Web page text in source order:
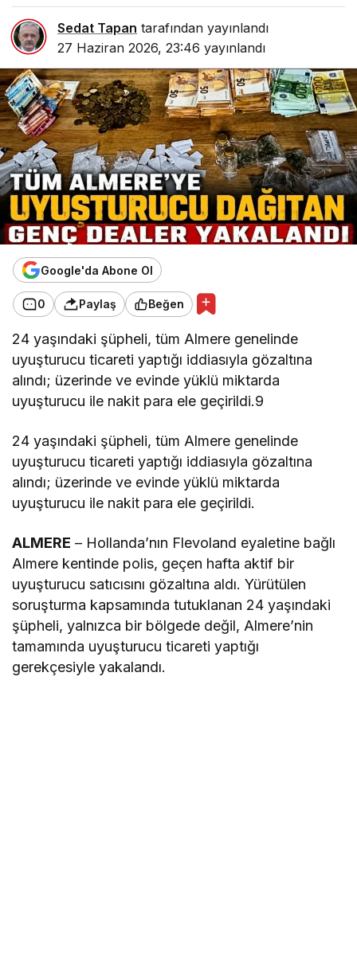
Sedat Tapan tarafından yayınlandı
27 Haziran 2026, 23:46 yayınlandı
Google'da Abone Ol
0 Paylaş Beğen
24 yaşındaki şüpheli, tüm Almere genelinde
uyuşturucu ticareti yaptığı iddiasıyla gözaltına
alındı; üzerinde ve evinde yüklü miktarda
uyuşturucu ile nakit para ele geçirildi.9
24 yaşındaki şüpheli, tüm Almere genelinde
uyuşturucu ticareti yaptığı iddiasıyla gözaltına
alındı; üzerinde ve evinde yüklü miktarda
uyuşturucu ile nakit para ele geçirildi.
ALMERE – Hollanda’nın Flevoland eyaletine bağlı
Almere kentinde polis, geçen hafta aktif bir
uyuşturucu satıcısını gözaltına aldı. Yürütülen
soruşturma kapsamında tutuklanan 24 yaşındaki
şüpheli, yalnızca bir bölgede değil, Almere’nin
tamamında uyuşturucu ticareti yaptığı
gerekçesiyle yakalandı.